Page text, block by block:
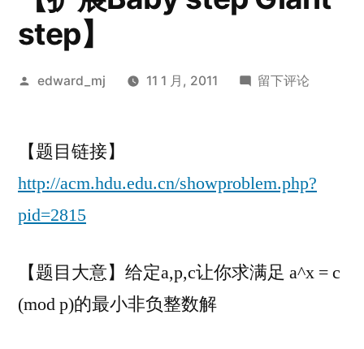
step】
发
edward_mj 11 1 月, 2011
于
展
Giant
step】
留下评论
【题目链接】
http://acm.hdu.edu.cn/showproblem.php?
pid=2815
【题目大意】给定a,p,c让你求满足 a^x = c
(mod p)的最小非负整数解